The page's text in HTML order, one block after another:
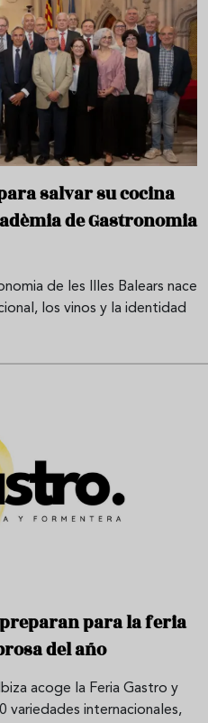
salvar su cocina
de Gastronomia
de les Illes Balears nace
los vinos y la identidad
para la feria
del año
acoge la Feria Gastro y
variedades internacionales,